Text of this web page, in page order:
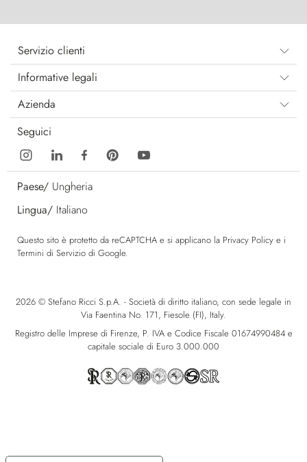
Servizio clienti
Informative legali
Azienda
Seguici
Paese/ Ungheria
Lingua/ Italiano
Questo sito è protetto da reCAPTCHA e si applicano la Privacy Policy e i
Termini di Servizio di Google.
2026 © Stefano Ricci S.p.A. - Società di diritto italiano, con sede legale in
Via Faentina No. 171, Fiesole (FI), Italy.
Registro delle Imprese di Firenze, P. IVA e Codice Fiscale 01674990484 e
capitale sociale di Euro 3.000.000